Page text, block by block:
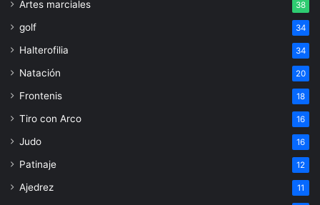
Artes marciales 38
golf 34
Halterofilia 34
Natación 20
Frontenis 18
Tiro con Arco 16
Judo 16
Patinaje 12
Ajedrez 11